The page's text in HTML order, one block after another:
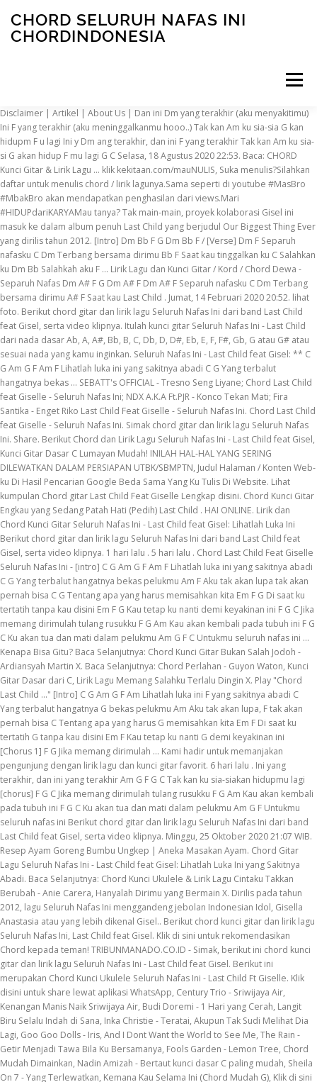
CHORD SELURUH NAFAS INI
CHORDINDONESIA
Menu
INSCRIPTION ABOUT FAQ CONTACT
Disclaimer | Artikel | About Us | Dan ini Dm yang terakhir (aku menyakitimu) Ini F yang terakhir (aku meninggalkanmu hooo..) Tak kan Am ku sia-sia G kan hidupm F u lagi Ini y Dm ang terakhir, dan ini F yang terakhir Tak kan Am ku sia-si G akan hidup F mu lagi G C Selasa, 18 Agustus 2020 22:53. Baca: CHORD Kunci Gitar & Lirik Lagu … klik kekitaan.com/mauNULIS, Suka menulis?Silahkan daftar untuk menulis chord / lirik lagunya.Sama seperti di youtube #MasBro #MbakBro akan mendapatkan penghasilan dari views.Mari #HIDUPdariKARYAMau tanya? Tak main-main, proyek kolaborasi Gisel ini masuk ke dalam album penuh Last Child yang berjudul Our Biggest Thing Ever yang dirilis tahun 2012. [Intro] Dm Bb F G Dm Bb F / [Verse] Dm F Separuh nafasku C Dm Terbang bersama dirimu Bb F Saat kau tinggalkan ku C Salahkan ku Dm Bb Salahkah aku F … Lirik Lagu dan Kunci Gitar / Kord / Chord Dewa - Separuh Nafas Dm A# F G Dm A# F Dm A# F Separuh nafasku C Dm Terbang bersama dirimu A# F Saat kau Last Child . Jumat, 14 Februari 2020 20:52. lihat foto. Berikut chord gitar dan lirik lagu Seluruh Nafas Ini dari band Last Child feat Gisel, serta video klipnya. Itulah kunci gitar Seluruh Nafas Ini - Last Child dari nada dasar Ab, A, A#, Bb, B, C, Db, D, D#, Eb, E, F, F#, Gb, G atau G# atau sesuai nada yang kamu inginkan. Seluruh Nafas Ini - Last Child feat Gisel: ** C G Am G F Am F Lihatlah luka ini yang sakitnya abadi C G Yang terbalut hangatnya bekas … SEBATT's OFFICIAL - Tresno Seng Liyane; Chord Last Child feat Giselle - Seluruh Nafas Ini; NDX A.K.A Ft.PJR - Konco Tekan Mati; Fira Santika - Enget Riko Last Child Feat Giselle - Seluruh Nafas Ini. Chord Last Child feat Giselle - Seluruh Nafas Ini. Simak chord gitar dan lirik lagu Seluruh Nafas Ini. Share. Berikut Chord dan Lirik Lagu Seluruh Nafas Ini - Last Child feat Gisel, Kunci Gitar Dasar C Lumayan Mudah! INILAH HAL-HAL YANG SERING DILEWATKAN DALAM PERSIAPAN UTBK/SBMPTN, Judul Halaman / Konten Web-ku Di Hasil Pencarian Google Beda Sama Yang Ku Tulis Di Website. Lihat kumpulan Chord gitar Last Child Feat Giselle Lengkap disini. Chord Kunci Gitar Engkau yang Sedang Patah Hati (Pedih) Last Child . HAI ONLINE. Lirik dan Chord Kunci Gitar Seluruh Nafas Ini - Last Child feat Gisel: Lihatlah Luka Ini Berikut chord gitar dan lirik lagu Seluruh Nafas Ini dari band Last Child feat Gisel, serta video klipnya. 1 hari lalu . 5 hari lalu . Chord Last Child Feat Giselle Seluruh Nafas Ini - [intro] C G Am G F Am F Lihatlah luka ini yang sakitnya abadi C G Yang terbalut hangatnya bekas pelukmu Am F Aku tak akan lupa tak akan pernah bisa C G Tentang apa yang harus memisahkan kita Em F G Di saat ku tertatih tanpa kau disini Em F G Kau tetap ku nanti demi keyakinan ini F G C Jika memang dirimulah tulang rusukku F G Am Kau akan kembali pada tubuh ini F G C Ku akan tua dan mati dalam pelukmu Am G F C Untukmu seluruh nafas ini … Kenapa Bisa Gitu? Baca Selanjutnya: Chord Kunci Gitar Bukan Salah Jodoh - Ardiansyah Martin X. Baca Selanjutnya: Chord Perlahan - Guyon Waton, Kunci Gitar Dasar dari C, Lirik Lagu Memang Salahku Terlalu Dingin X. Play "Chord Last Child ..." [Intro] C G Am G F Am Lihatlah luka ini F yang sakitnya abadi C Yang terbalut hangatnya G bekas pelukmu Am Aku tak akan lupa, F tak akan pernah bisa C Tentang apa yang harus G memisahkan kita Em F Di saat ku tertatih G tanpa kau disini Em F Kau tetap ku nanti G demi keyakinan ini [Chorus 1] F G Jika memang dirimulah … Kami hadir untuk memanjakan pengunjung dengan lirik lagu dan kunci gitar favorit. 6 hari lalu . Ini yang terakhir, dan ini yang terakhir Am G F G C Tak kan ku sia-siakan hidupmu lagi [chorus] F G C Jika memang dirimulah tulang rusukku F G Am Kau akan kembali pada tubuh ini F G C Ku akan tua dan mati dalam pelukmu Am G F Untukmu seluruh nafas ini Berikut chord gitar dan lirik lagu Seluruh Nafas Ini dari band Last Child feat Gisel, serta video klipnya. Minggu, 25 Oktober 2020 21:07 WIB. Resep Ayam Goreng Bumbu Ungkep | Aneka Masakan Ayam. Chord Gitar Lagu Seluruh Nafas Ini - Last Child feat Gisel: Lihatlah Luka Ini yang Sakitnya Abadi. Baca Selanjutnya: Chord Kunci Ukulele & Lirik Lagu Cintaku Takkan Berubah - Anie Carera, Hanyalah Dirimu yang Bermain X. Dirilis pada tahun 2012, lagu Seluruh Nafas Ini menggandeng jebolan Indonesian Idol, Gisella Anastasia atau yang lebih dikenal Gisel.. Berikut chord kunci gitar dan lirik lagu Seluruh Nafas Ini, Last Child feat Gisel. Klik di sini untuk rekomendasikan Chord kepada teman! TRIBUNMANADO.CO.ID - Simak, berikut ini chord kunci gitar dan lirik lagu Seluruh Nafas Ini - Last Child feat Gisel. Berikut ini merupakan Chord Kunci Ukulele Seluruh Nafas Ini - Last Child Ft Giselle. Klik disini untuk share lewat aplikasi WhatsApp, Century Trio - Sriwijaya Air, Kenangan Manis Naik Sriwijaya Air, Budi Doremi - 1 Hari yang Cerah, Langit Biru Selalu Indah di Sana, Inka Christie - Teratai, Akupun Tak Sudi Melihat Dia Lagi, Goo Goo Dolls - Iris, And I Dont Want the World to See Me, The Rain - Getir Menjadi Tawa Bila Ku Bersamanya, Fools Garden - Lemon Tree, Chord Mudah Dimainkan, Nadin Amizah - Bertaut kunci dasar C paling mudah, Sheila On 7 - Yang Terlewatkan, Kemana Kau Selama Ini (Chord Mudah G), Klik di sini untuk rekomendasikan chord kepada teman. Sama seperti di youtube #MasBro #MbakBro akan mendapatkan penghasilan dari views. Gisel D. Apa Penyebab Website Susah Ter-Index, Gimana Cara Mengatasinya? TRIBUNNEWSWIKI.COM - Lagu Seluruh Nafas Ini merupakan lagu utama dalam album musik Our Biggestt Thing Ever milik grup band Last Child. Privacy Policy | Request Chord | Baca Selanjutnya: Chord Gitar Lagu Mundur Alon alon - ILUX, Kunci Mulai dari (C) X. Kau akan F kembali G pada tubuh A m ini (bawa hatiku kembali) Ku akan F tua dan G mati dalam C pelukmu A m Untukmu G seluruh nafas F ini. (Musixmatch) Di YouTube, lagu Seluruh Nafas Ini dari Gisel dan Last Child ini sudah mendapatkan sekitar 41 juta views. [C F B G Bb D Am A Em Dm Gm] Chords for Konser Last Child feat. Chord of Song merupakan situs web yang menyediakan berbagai chord dan lirik lagu Indonesia hingga mancanegara. Transpose Tool | Rabu, 23 September 2020 09:37. Senin, 5 Oktober 2020 11:36. Chord Kunci Gitar dan Lirik Lagu Seluruh Nafas Ini - Last Child dan Giselle Anastasia. Chords for Last Child - Seluruh nafas ini. lihat foto. Chord Seluruh Nafas Ini | Gisel : C | D | E | F | G | A | B, Musisi : Last Child dan GiselJudul Lagu : Seluruh Nafas IniPencipta : Luis Alberto DubucAlbum : Our Biggest Thing EverRilis : 2012Produser : Genre : Pop, [Intro] G D Em D CEmLihatlah luka iniCyang sakitnya abadiGYang terbalut hangatnyaDbekas pelukmuEmAku tak akan lupa,Ctak akan pernah bisaGTentang apa yang harusDmemisahkan kitaBm CDi saat ku tertatihDtanpa kau disiniBm CKau tetap ku nantiDdemi keyakinan ini[Chorus 1]C DJika memang dirimulahGtulang rusukkuCKau akan kembaliD Empada tubuh iniC DKu akan tua dan matiGdalam pelukmuEm D C GUntukmu.. seluruh nafas iniEmKita telah lewatiCrasa yang pernah matiGBukan hal baru bilaDkau tinggalkan akuEmTanpa kita mencariCjalan untuk kembaliGTakdir cinta yang menuntunmuDkembali padakuBm CDi saat ku tertatihDtanpa kau disiniBm CKau tetap ku nantiDdemi keyakinan ini[Chorus 2]CJika memang kau terlahirGhanya untukkuCBawalah hatikuEmdan lekas kembaliCKu nikmati rinduGyang datang membunuhkuEm D CUntukmu.. seluruh nafas iniAmDan ini yang terakhir(aku menyakitimu)CIni yang terakhir(aku meninggalkanmu wo ooo..)Em DTakkan ku sia-siakanChidupmu lagiAmIni yang terakhir, (ye..)Cdan ini yang terakhirEm DTak kan ku sia-siakanChidupmu lagiD Ghouwo.. wohoo.. woho o..[Chorus 1]C DJika memang dirimulahGtulang rusukku (terlahir untukku)CKau akan kembaliD Empada tubuh ini (bawa hatiku kembali)C DKu akan tua dan matiGdalam pelukmuEm D CUntukmu.. seluruh nafas ini[Chorus 2]CJika memang kau terlahirGhanya untukkuCBawalah hatikuEmdan lekas kembaliCKu nikmati rinduGyang datang membunuhkuEm D CUntukmu.. seluruh nafas iniEm D CUntukmu.. seluruh nafas iniAm C GUntukmu.. seluruh nafas ini, Tentang Lagu Seluruh Nafas Ini | GiselHak Cipta : Terbit : …Master : …Mixed : …, Apa lagu kesukaan mu?Udah pernah cari lirik dan chord gitarnya ga?Coba cari di website ini?Kalo belum ada, silahkan daftar untuk menulis chord / lirik lagunya.Mau tanya? Reff II: F Jika memang kau terlahir C hanya untukku F bawalah hatiku Am dan lekas kembali F ku nikmati rindu C yang datang membunuhku Am G F untukmu.. seluruh nafas ini.. (#) Dm Dan ini yang terakhir (- G ) aku menyakitimu F ini yang terakhir aku meninggalkanmu hooo.. Giselle - Seluruh Nafas Ini with capo transposer, play along with guitar, piano, ukulele & mandolin. Gisel A, Bo Chord Lagu Seluruh Nafas Ini | Last Child Feat. Kata kunci lain yang sering dicari …Gisel, chord, bo chord, chord Gisel, chord Seluruh Nafas Ini, chord gitar Seluruh Nafas Ini Gisel, chord Seluruh Nafas Ini Gisel C, chord Seluruh Nafas Ini Gisel D, chord Seluruh Nafas Ini Gisel E, chord Seluruh Nafas Ini Gisel F, chord Seluruh Nafas Ini Gisel G, chord Seluruh Nafas Ini Gisel A, chord Seluruh Nafas Ini Gisel B, Gisel chord, Chord Seluruh Nafas Ini Gisel G, Seluruh Nafas Ini, Gisel, chord Gisel, Bo-Chord Lagu, BoChord Lagu, Bo-Chord, BoChord, kunci gitar Seluruh Nafas Ini, kunci gitar Seluruh Nafas Ini, kunci gitar Seluruh Nafas Ini Gisel C, kunci gitar Seluruh Nafas Ini Gisel D, kunci gitar Seluruh Nafas Ini Gisel E, kunci gitar Seluruh Nafas Ini Gisel F, kunci gitar Seluruh Nafas Ini Gisel G, kunci gitar Seluruh Nafas Ini Gisel A, kunci gitar Seluruh Nafas Ini Gisel B, Bosen ga sih sama berita di media?Gatel ga sih buat bersuara?Ngerasa ga sih kita bisa lakuin sesuatu?Setidaknya lewat tulisan.#HidupDariKarya. (adsbygoogle = window.adsbygoogle || []).push({}); Konten boleh jadi Raja.Tapi..Berbagi adalah Ratu. [C G Am F Dm] Chords for Last Child - Seluruh Nafas Ini ft. Giselle (OFFICIAL MUSIC VIDEO) with capo transposer, play along with guitar, piano, ukulele & mandolin. Hasil pencarian chord kunci gitar dasar yang mudah dim